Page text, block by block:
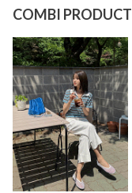
COMBI PRODUCT